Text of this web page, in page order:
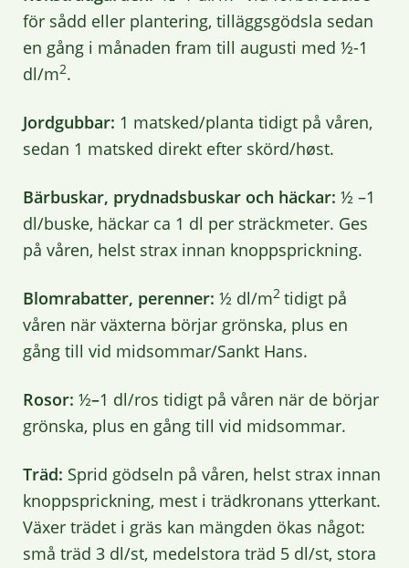
för sådd eller plantering, tilläggsgödsla sedan
en gång i månaden fram till augusti med ½-1
dl/m2.
Jordgubbar: 1 matsked/planta tidigt på våren,
sedan 1 matsked direkt efter skörd/høst.
Bärbuskar, prydnadsbuskar och häckar: ½ –1
dl/buske, häckar ca 1 dl per sträckmeter. Ges
på våren, helst strax innan knoppsprickning.
Blomrabatter, perenner: ½ dl/m2 tidigt på
våren när växterna börjar grönska, plus en
gång till vid midsommar/Sankt Hans.
Rosor: ½–1 dl/ros tidigt på våren när de börjar
grönska, plus en gång till vid midsommar.
Träd: Sprid gödseln på våren, helst strax innan
knoppsprickning, mest i trädkronans ytterkant.
Växer trädet i gräs kan mängden ökas något:
små träd 3 dl/st, medelstora träd 5 dl/st, stora